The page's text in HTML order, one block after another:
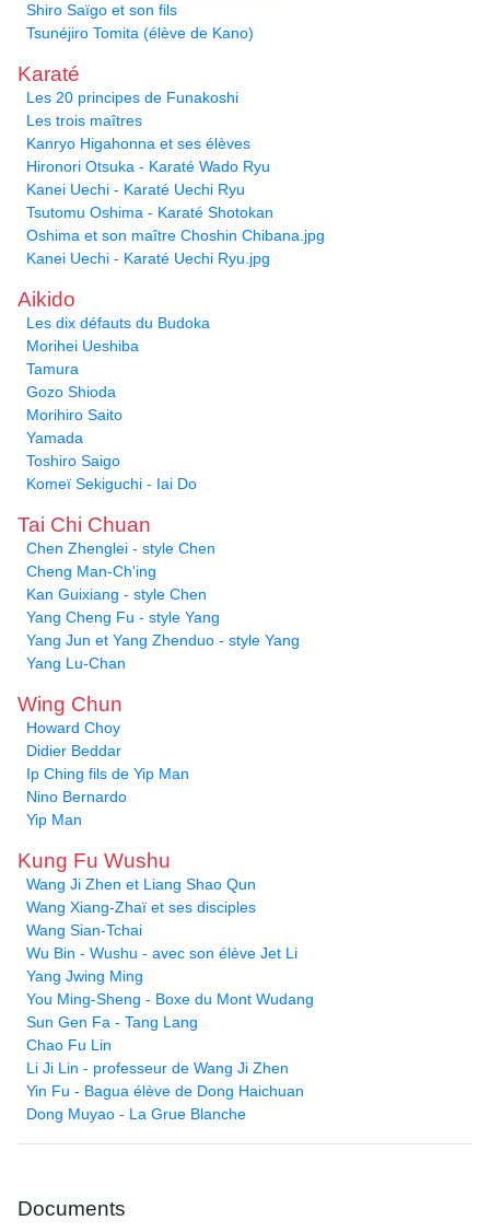
Shiro Saïgo et son fils
Tsunéjiro Tomita (élève de Kano)
Karaté
Les 20 principes de Funakoshi
Les trois maîtres
Kanryo Higahonna et ses élèves
Hironori Otsuka - Karaté Wado Ryu
Kanei Uechi - Karaté Uechi Ryu
Tsutomu Oshima - Karaté Shotokan
Oshima et son maître Choshin Chibana.jpg
Kanei Uechi - Karaté Uechi Ryu.jpg
Aikido
Les dix défauts du Budoka
Morihei Ueshiba
Tamura
Gozo Shioda
Morihiro Saito
Yamada
Toshiro Saigo
Komeï Sekiguchi - Iai Do
Tai Chi Chuan
Chen Zhenglei - style Chen
Cheng Man-Ch'ing
Kan Guixiang - style Chen
Yang Cheng Fu - style Yang
Yang Jun et Yang Zhenduo - style Yang
Yang Lu-Chan
Wing Chun
Howard Choy
Didier Beddar
Ip Ching fils de Yip Man
Nino Bernardo
Yip Man
Kung Fu Wushu
Wang Ji Zhen et Liang Shao Qun
Wang Xiang-Zhaï et ses disciples
Wang Sian-Tchai
Wu Bin - Wushu - avec son élève Jet Li
Yang Jwing Ming
You Ming-Sheng - Boxe du Mont Wudang
Sun Gen Fa - Tang Lang
Chao Fu Lin
Li Ji Lin - professeur de Wang Ji Zhen
Yin Fu - Bagua élève de Dong Haichuan
Dong Muyao - La Grue Blanche
Documents